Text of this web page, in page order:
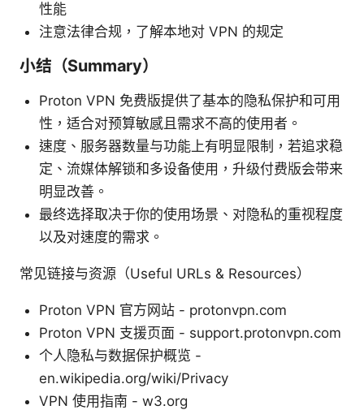
性能
注意法律合规，了解本地对 VPN 的规定
小结（Summary）
Proton VPN 免费版提供了基本的隐私保护和可用
性，适合对预算敏感且需求不高的使用者。
速度、服务器数量与功能上有明显限制，若追求稳
定、流媒体解锁和多设备使用，升级付费版会带来
明显改善。
最终选择取决于你的使用场景、对隐私的重视程度
以及对速度的需求。
常见链接与资源（Useful URLs & Resources）
Proton VPN 官方网站 - protonvpn.com
Proton VPN 支援页面 - support.protonvpn.com
个人隐私与数据保护概览 -
en.wikipedia.org/wiki/Privacy
VPN 使用指南 - w3.org